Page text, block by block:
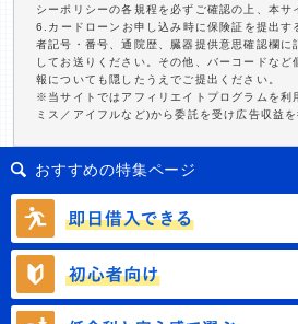
シーポリシーの各規程を必ずご確認の上、本サ
6.カードローンお申し込み時に保険証を提出す
者記号・番号、通院歴、臓器提供意思確認欄に
してお送りください。その他、バーコードな
報についても隠したうえでご提出ください。
※当サイトではアフィリエイトプログラムを利
ミス／アイフルなど)から委託を受け広告収益
おすすめの特集ページ